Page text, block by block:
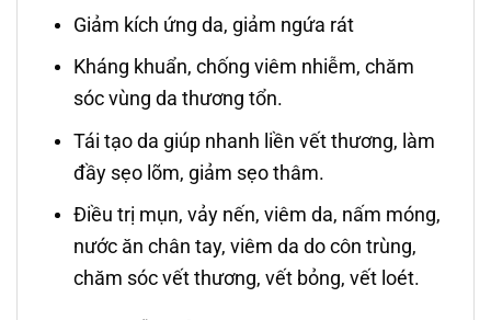
Giảm kích ứng da, giảm ngứa rát
Kháng khuẩn, chống viêm nhiễm, chăm
sóc vùng da thương tổn.
Tái tạo da giúp nhanh liền vết thương, làm
đầy sẹo lõm, giảm sẹo thâm.
Điều trị mụn, vảy nến, viêm da, nấm móng,
nước ăn chân tay, viêm da do côn trùng,
chăm sóc vết thương, vết bỏng, vết loét.